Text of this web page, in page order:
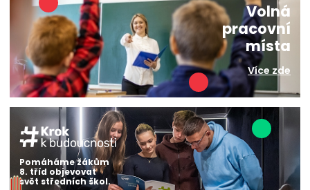
Volná
pracovní
místa
Více zde
Pomáháme žákům
8. tříd objevovat
svět středních škol.